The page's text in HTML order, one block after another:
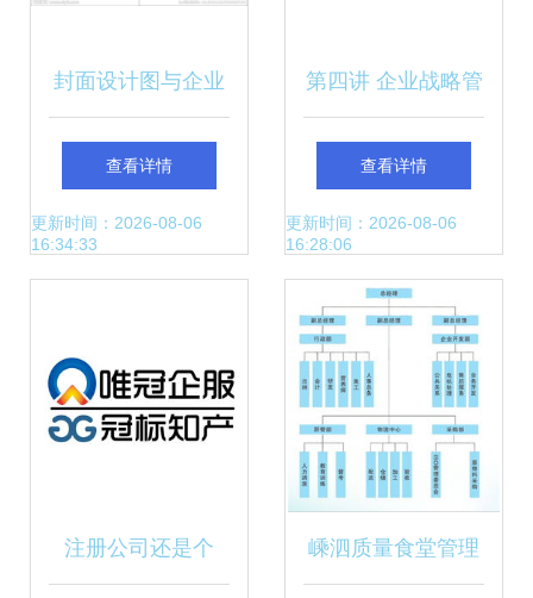
封面设计图与企业
形象策划 构建品牌
视觉的统一叙事
查看详情
更新时间：2026-08-06
16:34:33
第四讲 企业战略管
理咨询 赋能企业决
胜未来
查看详情
更新时间：2026-08-06
16:28:06
注册公司还是个 嵊泗质量食堂管理